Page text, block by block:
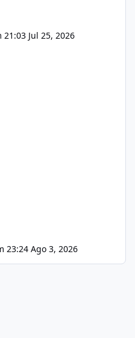
21:03 Jul 25, 2026
23:24 Ago 3, 2026